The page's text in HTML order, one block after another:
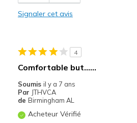
Les meilleures utilisations
Casual Wear
Sizing
Feels true to size
View On Shoes
Shoes are for
Signaler cet avis
4
Comfortable but......
Soumis il y a 7 ans
Par JTHVCA
de Birmingham AL
Acheteur Vérifié